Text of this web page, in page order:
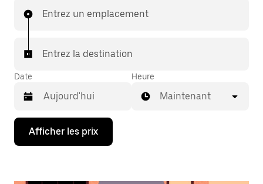
Entrez un emplacement
Entrez la destination
Date
Appuyez
la
Heure
Maintenant
Afficher les prix